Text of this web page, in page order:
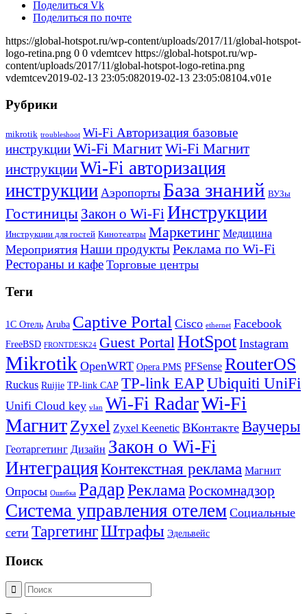
Поделиться Vk
Поделиться по почте
https://global-hotspot.ru/wp-content/uploads/2017/11/global-hotspot-
logo-retina.png 0 0 vdemtcev https://global-hotspot.ru/wp-
content/uploads/2017/11/global-hotspot-logo-retina.png
vdemtcev2019-02-13 23:05:082019-02-13 23:05:08104.v01e
Рубрики
mikrotik troubleshoot Wi-Fi Авторизация базовые
инструкцииWi-Fi МагнитWi-Fi Магнит
инструкцииWi-Fi авторизация
инструкции Аэропорты База знаний ВУЗы
Гостиницы Закон о Wi-Fi Инструкции
Инструкции для гостей Кинотеатры Маркетинг Медицина
Мероприятия Наши продуктыРеклама по Wi-Fi
Рестораны и кафе Торговые центры
Теги
1С Отель Aruba Captive Portal Cisco ethernet Facebook
FreeBSD FRONTDESK24 Guest PortalHotSpot Instagram
Mikrotik OpenWRT Opera PMS PFSense RouterOS
Ruckus Ruijie TP-link CAP TP-link EAP Ubiquiti UniFi
Unifi Cloud key vlan Wi-Fi RadarWi-Fi
МагнитZyxel Zyxel Keenetic ВКонтакте Ваучеры
Геотаргетинг Дизайн Закон о Wi-Fi
ИнтеграцияКонтекстная реклама Магнит
Опросы Ошибка РадарРеклама Роскомнадзор
Система управления отелем Социальные
сети ТаргетингШтрафы Эдельвейс
Поиск